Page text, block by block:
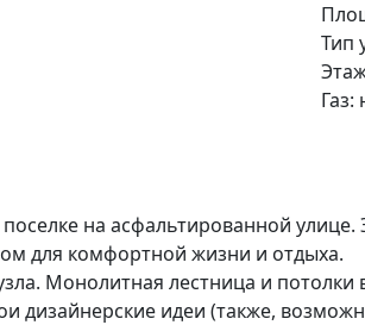
Тип
Газ:
на асфальтированной улице.
для комфортной жизни и отдыха.
Монолитная лестница и
дизайнерские идеи (также,